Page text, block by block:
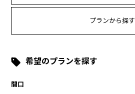
プランから探す
希望のプランを探す
間口